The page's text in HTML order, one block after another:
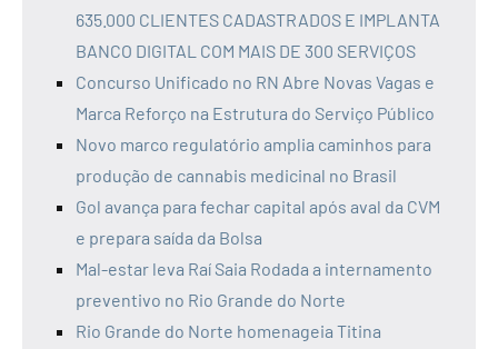
635.000 CLIENTES CADASTRADOS E IMPLANTA
BANCO DIGITAL COM MAIS DE 300 SERVIÇOS
Concurso Unificado no RN Abre Novas Vagas e
Marca Reforço na Estrutura do Serviço Público
Novo marco regulatório amplia caminhos para
produção de cannabis medicinal no Brasil
Gol avança para fechar capital após aval da CVM
e prepara saída da Bolsa
Mal-estar leva Raí Saia Rodada a internamento
preventivo no Rio Grande do Norte
Rio Grande do Norte homenageia Titina